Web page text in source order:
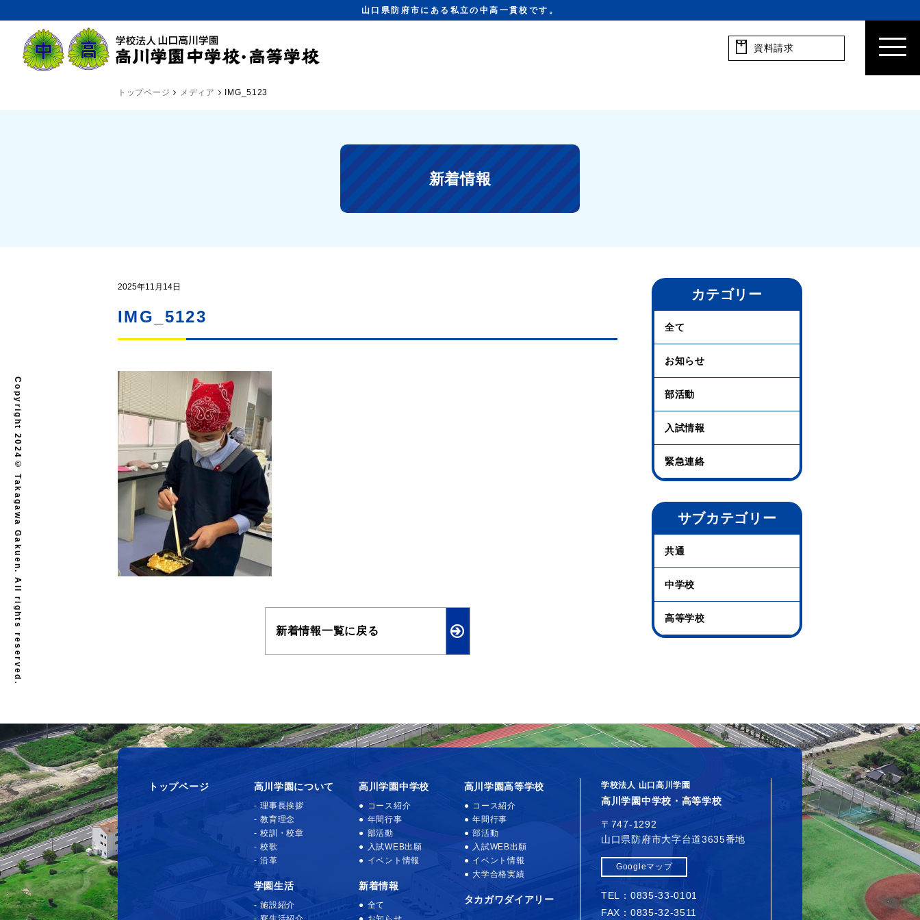
山口県防府市にある私立の中高一貫校です。
資料請求
トップページ メディア IMG_5123
新着情報
2025年11月14日
IMG_5123
新着情報一覧に戻る
カテゴリー
全て
お知らせ
部活動
入試情報
緊急連絡
サブカテゴリー
共通
中学校
高等学校
トップページ 高川学園について
理事長挨拶
教育理念
校訓・校章
校歌
沿革
学園生活
施設紹介
高川学園中学校
コース紹介
年間行事
部活動
入試WEB出願
イベント情報
新着情報
全て
高川学園高等学校
コース紹介
年間行事
部活動
入試WEB出願
イベント情報
大学合格実績
タカガワダイアリー
学校法人 山口高川学園
高川学園中学校・高等学校
〒747-1292
山口県防府市大字台道3635番地
Googleマップ
TEL：0835-33-0101
FAX：0835-32-3511
Copyright 2024© Takagawa Gakuen. All rights reserved.